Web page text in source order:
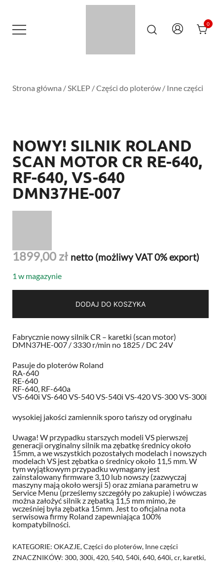
treści
TENETH STS INKS SAI ONYX DR-INK
0
Strona główna /SKLEP /Części do ploterów / Inne części
NOWY! SILNIK ROLAND
SCAN MOTOR CR RE-640,
RF-640, VS-640
DMN37HE-007
1899,00 zł netto (możliwy VAT 0% export)
1 w magazynie
DODAJ DO KOSZYKA
Fabrycznie nowy silnik CR – karetki (scan motor)
DMN37HE-007 / 3330 r/min no 1825 / DC 24V
Pasuje do ploterów Roland
RA-640
RE-640
RF-640, RF-640a
VS-640i VS-640 VS-540 VS-540i VS-420 VS-300 VS-300i
wysokiej jakości zamiennik sporo tańszy od oryginału
Uwaga! W przypadku starszych modeli VS pierwszej
generacji oryginalny silnik ma zębatkę średnicy około
15mm, a we wszystkich pozostałych modelach i nowszych
modelach VS jest zębatka o średnicy około 11,5 mm. W
tym wyjątkowym przypadku wymagany jest
zainstalowany firmware 3,10 lub nowszy (zazwyczaj
maszyny mają około wersji 5) oraz zmiana parametru w
Service Menu (prześlemy szczegóły po zakupie) i wówczas
można założyć silnik z zębatką 11,5 mm mimo, że
wcześniej była zębatka 15mm. Jest to oficjalna nota
serwisowa firmy Roland zapewniająca 100%
kompatybilności.
KATEGORIE: OKAZJE,Części do ploterów, Inne części
ZNACZNIKÓW: 300, 300i,420, 540, 540i,640,640i,cr, karetki,